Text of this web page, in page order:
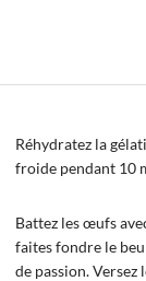
Réhydratez la
froide pendant 10
Battez les œufs
faites fondre le
de passion. Versez